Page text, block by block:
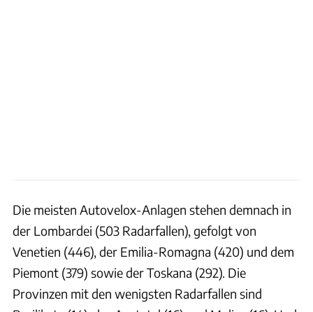
Die meisten Autovelox-Anlagen stehen demnach in
der Lombardei (503 Radarfallen), gefolgt von
Venetien (446), der Emilia-Romagna (420) und dem
Piemont (379) sowie der Toskana (292). Die
Provinzen mit den wenigsten Radarfallen sind